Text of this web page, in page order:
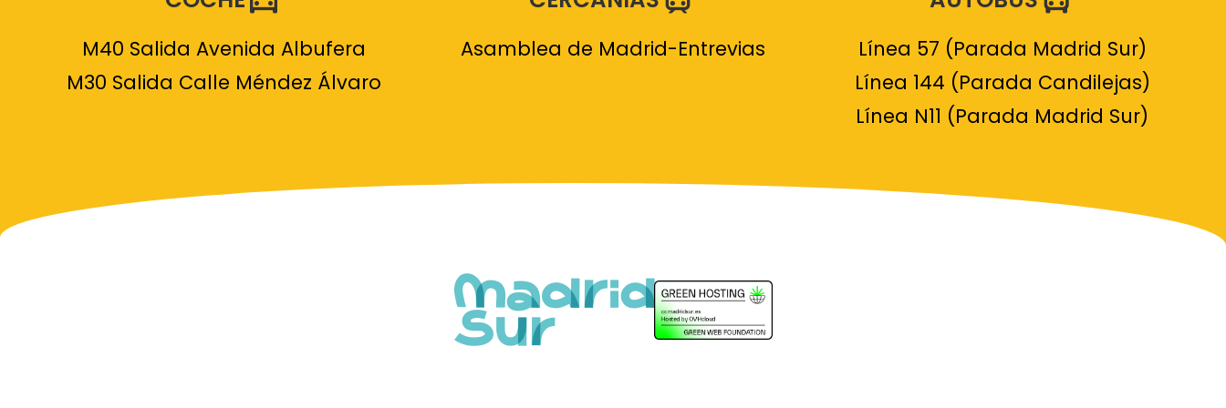
M40 Salida Avenida Albufera
M30 Salida Calle Méndez Álvaro
Asamblea de Madrid-Entrevias
Línea 57 (Parada Madrid Sur)
Línea 144 (Parada Candilejas)
Línea N11 (Parada Madrid Sur)